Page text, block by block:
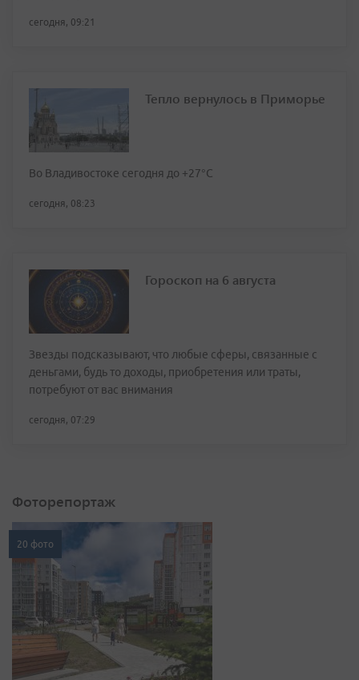
сегодня, 09:21
Тепло вернулось в Приморье
Во Владивостоке сегодня до +27°С
сегодня, 08:23
Гороскоп на 6 августа
Звезды подсказывают, что любые сферы, связанные с
деньгами, будь то доходы, приобретения или траты,
потребуют от вас внимания
сегодня, 07:29
Фоторепортаж
20 фото